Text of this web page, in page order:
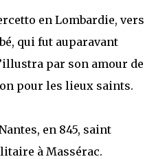
en Lombardie, vers
qui fut auparavant
par son amour de
pour les lieux saints.
en 845, saint
à Massérac.